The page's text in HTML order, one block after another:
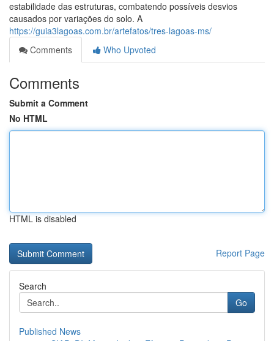
estabilidade das estruturas, combatendo possíveis desvios
causados por variações do solo. A
https://guia3lagoas.com.br/artefatos/tres-lagoas-ms/
Comments
Who Upvoted
Comments
Submit a Comment
No HTML
HTML is disabled
Report Page
Search
Go
Published News